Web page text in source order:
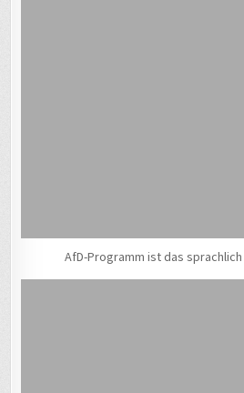
AfD-Programm ist das